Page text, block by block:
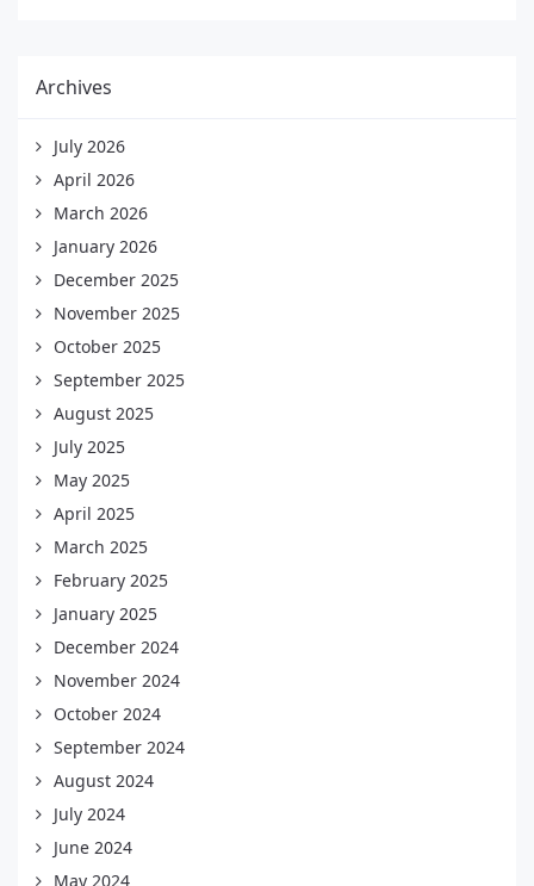
Archives
July 2026
April 2026
March 2026
January 2026
December 2025
November 2025
October 2025
September 2025
August 2025
July 2025
May 2025
April 2025
March 2025
February 2025
January 2025
December 2024
November 2024
October 2024
September 2024
August 2024
July 2024
June 2024
May 2024